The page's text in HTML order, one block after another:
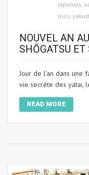
japonais,
toso,
NOUVEL AN
SHŌGATSU
Jour de l'an dans une
vie secrète des yatai,
READ MORE